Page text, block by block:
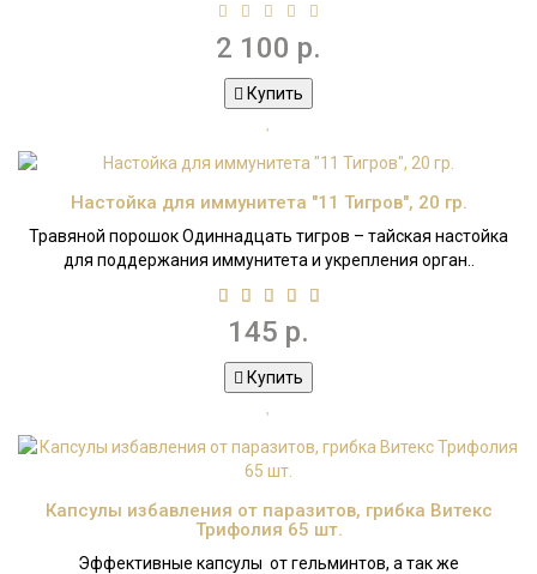
2 100 р.
Купить
Настойка для иммунитета "11 Тигров", 20 гр.
Травяной порошок Одиннадцать тигров – тайская настойка
для поддержания иммунитета и укрепления орган..
145 р.
Купить
Капсулы избавления от паразитов, грибка Витекс
Трифолия 65 шт.
Эффективные капсулы от гельминтов, а так же